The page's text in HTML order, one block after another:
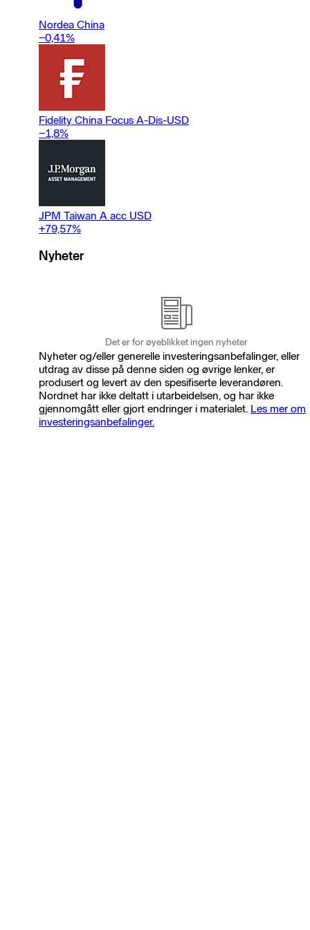
Nordea China
−0,41%
Fidelity China Focus A-Dis-USD
−1,8%
JPM Taiwan A acc USD
+79,57%
Nyheter
Det er for øyeblikket ingen nyheter
Nyheter og/eller generelle investeringsanbefalinger, eller
utdrag av disse på denne siden og øvrige lenker, er
produsert og levert av den spesifiserte leverandøren.
Nordnet har ikke deltatt i utarbeidelsen, og har ikke
gjennomgått eller gjort endringer i materialet. Les mer om
investeringsanbefalinger.